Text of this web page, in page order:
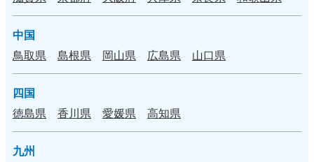
中国
鳥取県
島根県 岡山県 広島県 山口県
四国
徳島県
香川県 愛媛県 高知県
九州